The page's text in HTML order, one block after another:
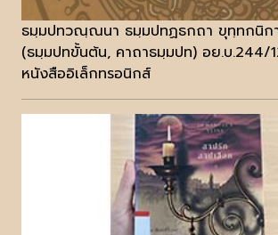
ธมฺมปทวณฺณนา ธมฺมปทฏธกถา ขุทฺทกนิก
(ธมฺมปทขั้นต้น, คาถาธมฺมปท) อย.บ.244/
หนังสืออิเล็กทรอนิกส์